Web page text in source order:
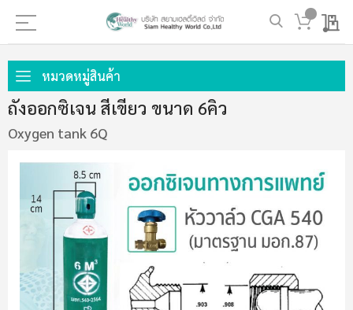
My
ไป
ที่
เนื้อหา
หมวดหมู่สินค้า
ถังออกซิเจน สีเขียว ขนาด 6คิว
Oxygen tank 6Q
แกล
เลอ